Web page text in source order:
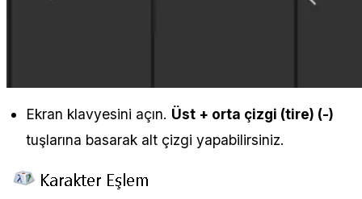
Ekran klavyesini açın. Üst + orta çizgi (tire) (-)
tuşlarına basarak alt çizgi yapabilirsiniz.